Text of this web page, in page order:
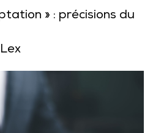
» : précisions du